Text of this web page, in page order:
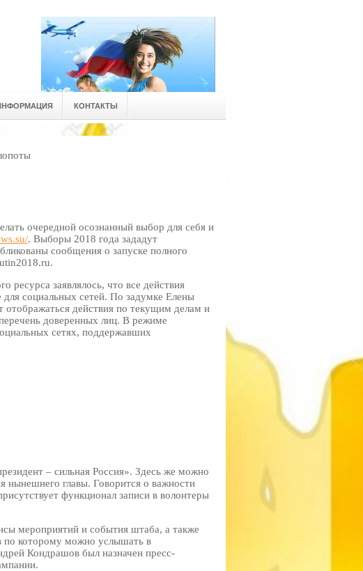
КОНТАКТЫ
очередной осознанный выбор для себя и
. Выборы 2018 года зададут
сообщения о запуске полного
заявлялось, что все действия
социальных сетей. По задумке Елены
отображаться действия по текущим делам и
доверенных лиц. В режиме
сетях, поддержавших
– сильная Россия». Здесь же можно
нынешнего главы. Говорится о важности
функционал записи в волонтеры
мероприятий и события штаба, а также
по которому можно услышать в
Кондрашов был назначен пресс-